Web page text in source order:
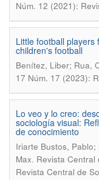
Núm. 12 (2021):
Little football players
children's football
Benítez, Liber; Rua,
17 Núm. 17 (2023):
Lo veo y lo creo:
sociología visual:
de conocimiento
Iriarte Bustos,
Max. Revista Central
Revista Central de